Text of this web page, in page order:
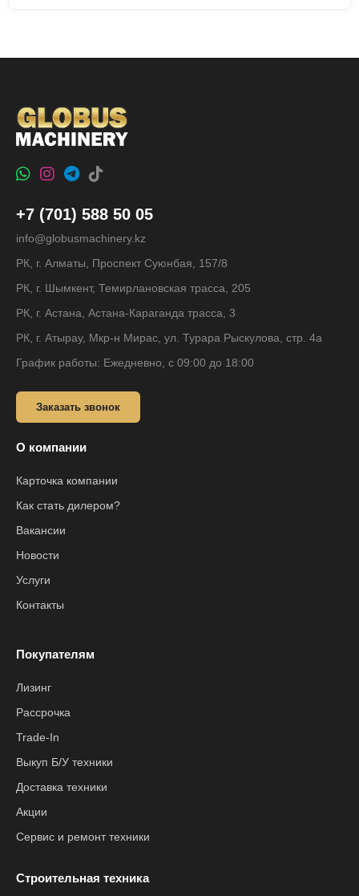
+7 (701) 588 50 05
info@globusmachinery.kz
РК, г. Алматы, Проспект Суюнбая, 157/8
РК, г. Шымкент, Темирлановская трасса, 205
РК, г. Астана, Астана-Караганда трасса, 3
РК, г. Атырау, Мкр-н Мирас, ул. Турара Рыскулова, стр. 4а
График работы: Ежедневно, с 09:00 до 18:00
Заказать звонок
О компании
Карточка компании
Как стать дилером?
Вакансии
Новости
Услуги
Контакты
Покупателям
Лизинг
Рассрочка
Trade-In
Выкуп Б/У техники
Доставка техники
Акции
Сервис и ремонт техники
Строительная техника